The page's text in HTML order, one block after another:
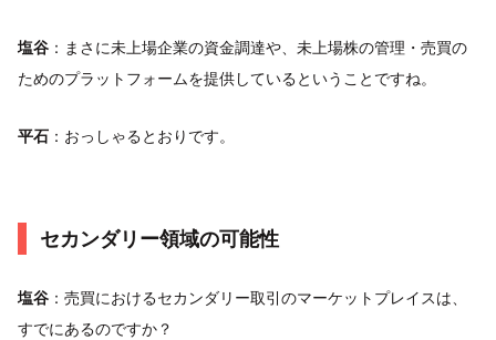
塩谷 ：まさに未上場企業の資金調達や、未上場株の管理・売買の
ためのプラットフォームを提供しているということですね。
平石 ：おっしゃるとおりです。
セカンダリー領域の可能性
塩谷 ：売買におけるセカンダリー取引のマーケットプレイスは、
すでにあるのですか？